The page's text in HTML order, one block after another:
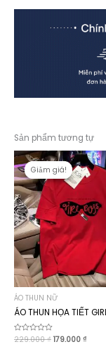
Sản phẩm tương tự
Giảm giá!
Giảm giá!
ÁO THUN NỮ
ÁO THUN HỌA TIẾT
Được
229.000₫ Giá
179.000 ₫